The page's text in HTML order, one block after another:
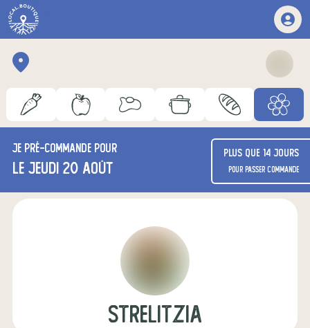
Je pré-commande pour
le jeudi 20 août
Plus que 14 jours
pour passer commande
strelitzia